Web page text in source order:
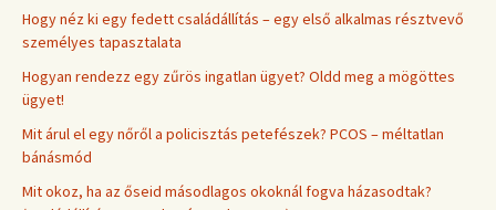
Hogy néz ki egy fedett családállítás – egy első alkalmas résztvevő
személyes tapasztalata
Hogyan rendezz egy zűrös ingatlan ügyet? Oldd meg a mögöttes
ügyet!
Mit árul el egy nőről a policisztás petefészek? PCOS – méltatlan
bánásmód
Mit okoz, ha az őseid másodlagos okoknál fogva házasodtak?